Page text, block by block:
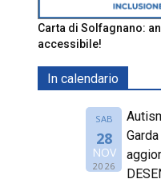
Carta di Solfagnano:
accessibile!
In calendario
SAB
28
NOV
2026